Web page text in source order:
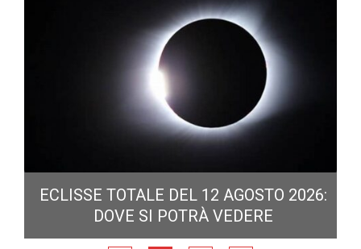
ECLISSE TOTALE DEL 12 AGOSTO 2026:
DOVE SI POTRÀ VEDERE